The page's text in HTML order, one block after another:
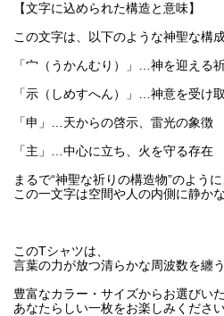
【文字に込められた構造と意味】
この文字は、以下のような神聖な構
「宀（うかんむり）」…神を迎える
「示（しめすへん）」…神意を受け
「申」…天からの啓示、雷光の象徴
「主」…中心に立ち、火を守る存在
まるで“神聖な祈りの構造物”のように
この一文字は空間や人の内側に静か
このTシャツは、
言葉の力が放つ清らかな周波数を纏
豊富なカラー・サイズからお選びい
あなたらしい一枚をお楽しみください